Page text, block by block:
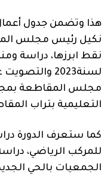
هذا وتضمن جدول
نكيل رئيس مجلس
نقط ابرزها، دراسة
لسنة2023
مجلس المقاطعة
التعليمية بتراب
كما ستعرف الدورة
للمركب الرياضي،
الجمعيات بالحي